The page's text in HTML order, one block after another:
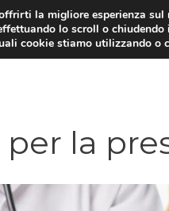
la
la migliore esperienza sul
lo scroll o
cookie stiamo utilizzando o